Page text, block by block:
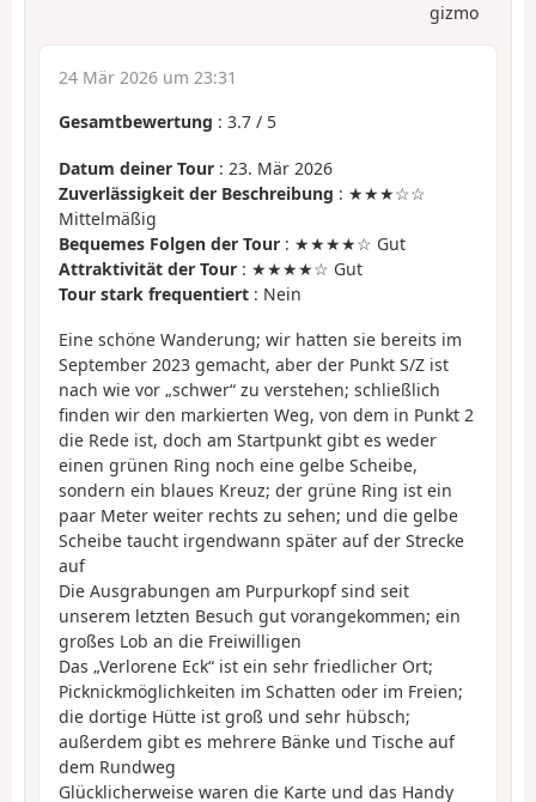
gizmo
24 Mär 2026 um 23:31
Gesamtbewertung : 3.7 / 5
Datum deiner Tour : 23. Mär 2026
Zuverlässigkeit der Beschreibung : ★★★☆☆
Mittelmäßig
Bequemes Folgen der Tour : ★★★★☆ Gut
Attraktivität der Tour : ★★★★☆ Gut
Tour stark frequentiert : Nein
Eine schöne Wanderung; wir hatten sie bereits im
September 2023 gemacht, aber der Punkt S/Z ist
nach wie vor „schwer“ zu verstehen; schließlich
finden wir den markierten Weg, von dem in Punkt 2
die Rede ist, doch am Startpunkt gibt es weder
einen grünen Ring noch eine gelbe Scheibe,
sondern ein blaues Kreuz; der grüne Ring ist ein
paar Meter weiter rechts zu sehen; und die gelbe
Scheibe taucht irgendwann später auf der Strecke
auf
Die Ausgrabungen am Purpurkopf sind seit
unserem letzten Besuch gut vorangekommen; ein
großes Lob an die Freiwilligen
Das „Verlorene Eck“ ist ein sehr friedlicher Ort;
Picknickmöglichkeiten im Schatten oder im Freien;
die dortige Hütte ist groß und sehr hübsch;
außerdem gibt es mehrere Bänke und Tische auf
dem Rundweg
Glücklicherweise waren die Karte und das Handy